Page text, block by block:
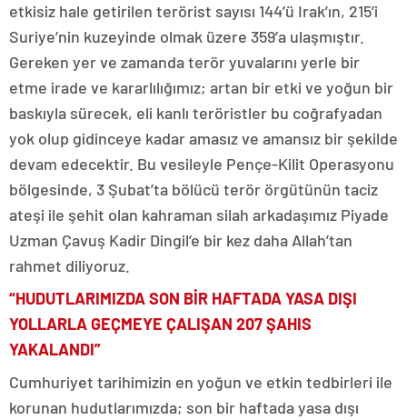
etkisiz hale getirilen terörist sayısı 144’ü Irak’ın, 215’i
Suriye’nin kuzeyinde olmak üzere 359’a ulaşmıştır.
Gereken yer ve zamanda terör yuvalarını yerle bir
etme irade ve kararlılığımız; artan bir etki ve yoğun bir
baskıyla sürecek, eli kanlı teröristler bu coğrafyadan
yok olup gidinceye kadar amasız ve amansız bir şekilde
devam edecektir. Bu vesileyle Pençe-Kilit Operasyonu
bölgesinde, 3 Şubat’ta bölücü terör örgütünün taciz
ateşi ile şehit olan kahraman silah arkadaşımız Piyade
Uzman Çavuş Kadir Dingil’e bir kez daha Allah’tan
rahmet diliyoruz.
“HUDUTLARIMIZDA SON BİR HAFTADA YASA DIŞI
YOLLARLA GEÇMEYE ÇALIŞAN 207 ŞAHIS
YAKALANDI”
Cumhuriyet tarihimizin en yoğun ve etkin tedbirleri ile
korunan hudutlarımızda; son bir haftada yasa dışı